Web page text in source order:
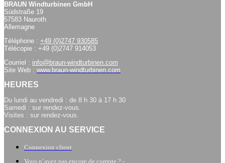
BRAUN Windturbinen GmbH
Südstraße 19
57583 Nauroth
Allemagne
Téléphone : +49 (0)2747 930585
Télécopie : +49 (0)2747 914053
Courriel : info@braun-windturbinen.com
Site Web : www.braun-windturbinen.com
HEURES
Du lundi au vendredi : de 8 h 30 à 17 h 30
Samedi : sur rendez-vous.
Visites : sur rendez-vous.
CONNEXION AU SERVICE
Connexion client
Vous n’avez pas encore de compte ? -